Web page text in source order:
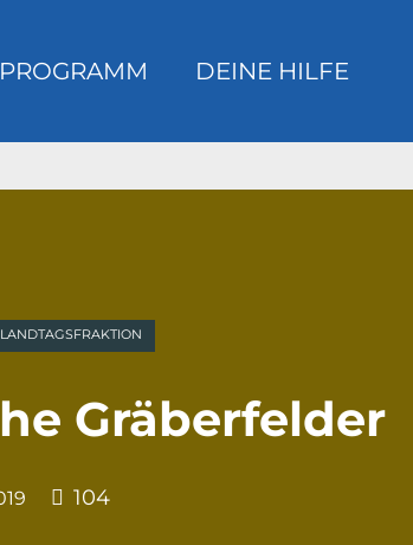
PROGRAMM DEINE HILFE
LANDTAGSFRAKTION
Gräberfelder
104